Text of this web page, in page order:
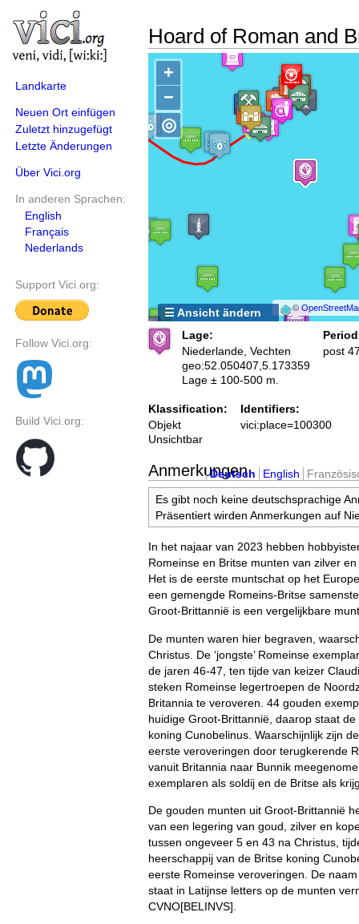
Landkarte
Neuen Ort einfügen
Zuletzt hinzugefügt
Letzte Änderungen
Über Vici.org
In anderen Sprachen:
English
Français
Nederlands
Support Vici.org:
Follow Vici.org:
Build Vici.org:
Hoard of Roman and
+
−
©
◎
☰ Ansicht ändern
Lage:
Niederlande, Vechten
geo:52.050407,5.173359
Lage ± 100-500 m.
post
Klassification:
Objekt
Unsichtbar
Identifiers:
vici:place=100300
Anmerkungen
Deutsch English
Es gibt noch keine deutschsprachige
Präsentiert wirden Anmerkungen auf
In het najaar van 2023 hebben
Romeinse en Britse munten van zilver
Het is de eerste muntschat op het
een gemengde Romeins-Britse
Groot-Brittannië is een vergelijkbare
De munten waren hier begraven,
Christus. De ‘jongste’ Romeinse
de jaren 46-47, ten tijde van keizer
steken Romeinse legertroepen de
Britannia te veroveren. 44 gouden
huidige Groot-Brittannië, daarop staat
koning Cunobelinus. Waarschijnlijk zijn
eerste veroveringen door terugkerende
vanuit Britannia naar Bunnik
exemplaren als soldij en de Britse als
De gouden munten uit Groot-Brittannië
van een legering van goud, zilver en
tussen ongeveer 5 en 43 na Christus,
heerschappij van de Britse koning
eerste Romeinse veroveringen. De
staat in Latijnse letters op de munten
CVNO[BELINVS].